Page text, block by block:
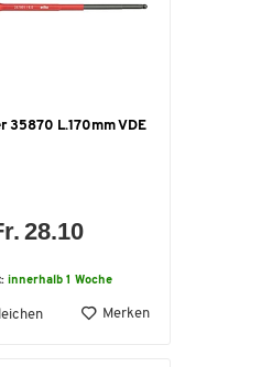
35870 L.170mm VDE
28.10
innerhalb 1 Woche
Merken